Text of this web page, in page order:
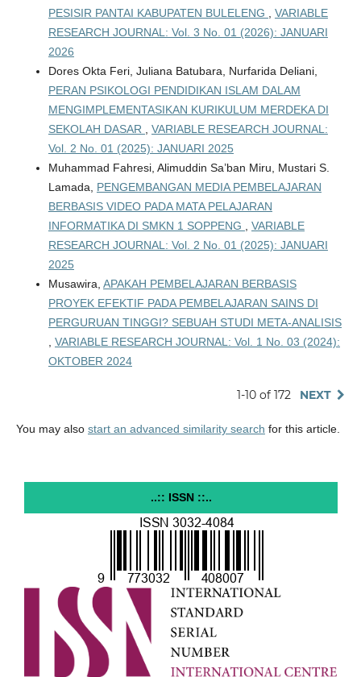
PESISIR PANTAI KABUPATEN BULELENG
VARIABLE
RESEARCH JOURNAL: Vol. 3 No. 01 (2026): JANUARI
2026
Dores Okta Feri, Juliana Batubara, Nurfarida Deliani,
PERAN PSIKOLOGI PENDIDIKAN ISLAM DALAM
MENGIMPLEMENTASIKAN KURIKULUM MERDEKA DI
SEKOLAH DASAR
VARIABLE RESEARCH JOURNAL:
Vol. 2 No. 01 (2025): JANUARI 2025
Muhammad Fahresi, Alimuddin Sa’ban Miru, Mustari S.
Lamada, PENGEMBANGAN MEDIA PEMBELAJARAN
BERBASIS VIDEO PADA MATA PELAJARAN
INFORMATIKA DI SMKN 1 SOPPENG
VARIABLE
RESEARCH JOURNAL: Vol. 2 No. 01 (2025): JANUARI
2025
Musawira, APAKAH PEMBELAJARAN BERBASIS
PROYEK EFEKTIF PADA PEMBELAJARAN SAINS DI
PERGURUAN TINGGI? SEBUAH STUDI META-ANALISIS
VARIABLE RESEARCH JOURNAL: Vol. 1 No. 03 (2024):
OKTOBER 2024
1-10 of 172 NEXT
You may also start an advanced similarity search for this article.
..:: ISSN ::..